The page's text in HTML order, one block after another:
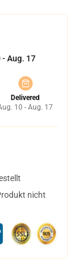
- Aug. 17
Delivered
10 - Aug. 17
nicht